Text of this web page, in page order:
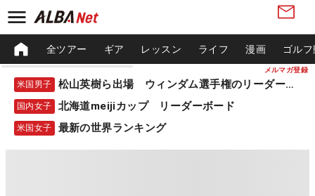
メルマガ登録
全ツアー ギア レッスン ライフ 漫画 ゴル
米国男子 松山英樹ら出場 ウィンダム選手権のリーダーボード
国内女子 北海道meijiカップ リーダーボード
米国女子 最新の世界ランキング